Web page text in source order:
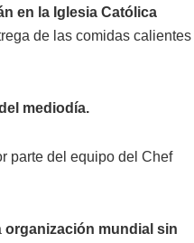
en la Iglesia Católica
de las comidas calientes
mediodía.
parte del equipo del Chef
organización mundial sin